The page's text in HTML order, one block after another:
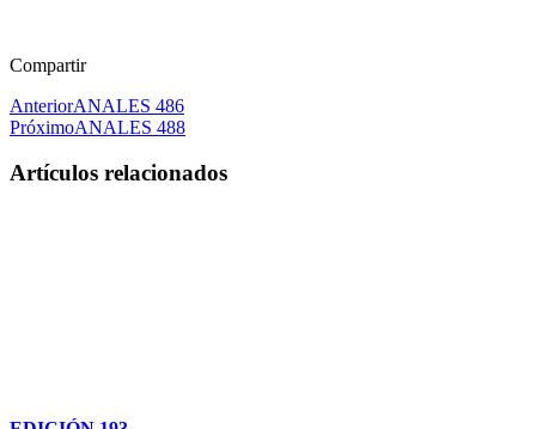
Compartir
AnteriorANALES 486
PróximoANALES 488
Artículos relacionados